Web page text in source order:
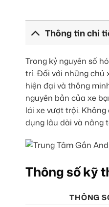
Thông tin chi
Trong kỷ nguyên số
trí. Đối với những chủ
hiện đại và thông
nguyên bản của xe
lái xe vượt trội.
dụng lâu dài và nâng
Thông số kỹ
THÔNG